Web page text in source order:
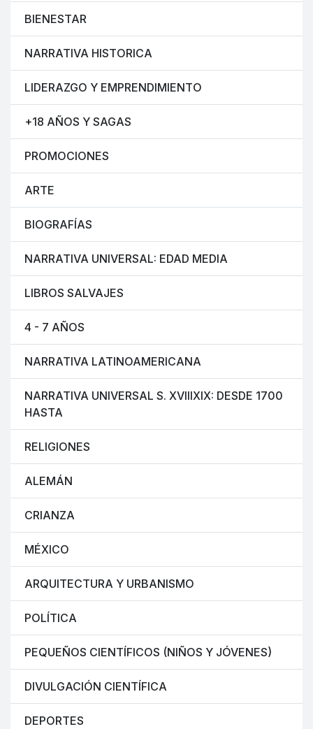
BIENESTAR
NARRATIVA HISTORICA
LIDERAZGO Y EMPRENDIMIENTO
+18 AÑOS Y SAGAS
PROMOCIONES
ARTE
BIOGRAFÍAS
NARRATIVA UNIVERSAL: EDAD MEDIA
LIBROS SALVAJES
4 - 7 AÑOS
NARRATIVA LATINOAMERICANA
NARRATIVA UNIVERSAL S. XVIIIXIX: DESDE 1700
HASTA
RELIGIONES
ALEMÁN
CRIANZA
MÉXICO
ARQUITECTURA Y URBANISMO
POLÍTICA
PEQUEÑOS CIENTÍFICOS (NIÑOS Y JÓVENES)
DIVULGACIÓN CIENTÍFICA
DEPORTES